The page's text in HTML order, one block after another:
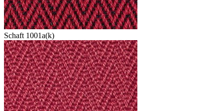
Schaft 1001a(k)